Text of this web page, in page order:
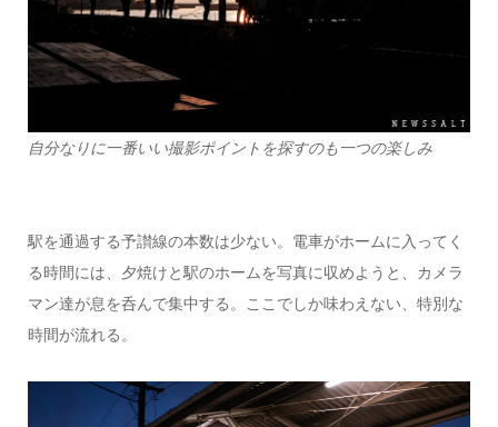
自分なりに一番いい撮影ポイントを探すのも一つの楽しみ
駅を通過する予讃線の本数は少ない。電車がホームに入ってく
る時間には、夕焼けと駅のホームを写真に収めようと、カメラ
マン達が息を呑んで集中する。ここでしか味わえない、特別な
時間が流れる。